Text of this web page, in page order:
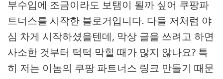
부수입에 조금이라도 보탬이 될까 싶어 쿠팡파
트너스를 시작한 블로거입니다. 다들 저처럼 야
심 차게 시작하셨을텐데, 막상 글을 쓰려고 하면
사소한 것부터 턱턱 막힐 때가 많지 않나요? 특
히 저는 이놈의 쿠팡 파트너스 링크 만들기 때문